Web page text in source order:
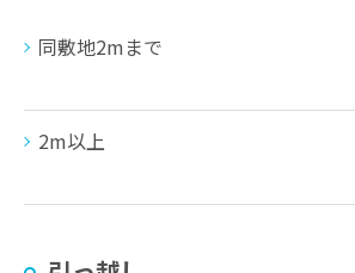
同敷地2mまで
2m以上